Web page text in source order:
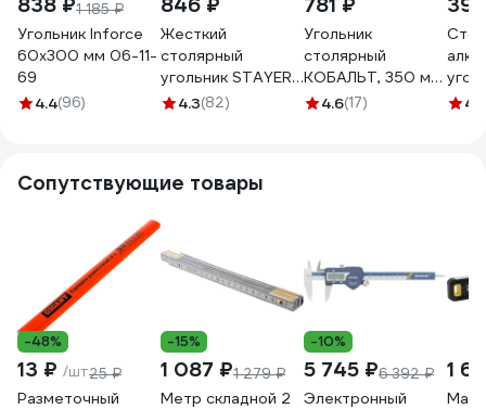
1 185 ₽
Угольник Inforce
60х300 мм 06-11-
69
4.4(96)
Жесткий
столярный
угольник STAYER
Hercules 3432-35
4.3(82)
Угольник
столярный
КОБАЛЬТ, 350 мм,
нержавеющая
4.6(17) 4.6
Сопутствующие товары
-48%
13 ₽ /шт25 ₽
Разметочный
-15%
1 087 ₽1 279 ₽
Метр складной 2
-10%
5 745 ₽6 392 ₽
Электронный
1